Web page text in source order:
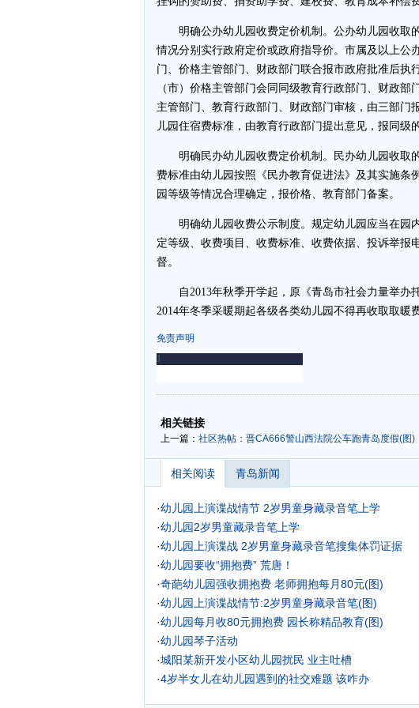
明确公办幼儿园收费定价机制。公办幼儿园收取
情况分别实行政府定价或政府指导价。市属及以上公
门、价格主管部门、财政部门联合报市政府批准后执
（市）价格主管部门会同同级教育行政部门、财政
主管部门、教育行政部门、财政部门审核，由三部门
儿园住宿费标准，由教育行政部门提出意见，报同级
明确民办幼儿园收费定价机制。民办幼儿园收取
费标准由幼儿园按照《民办教育促进法》及其实施条
园等级等情况合理确定，报价格、教育部门备案。
明确幼儿园收费公示制度。规定幼儿园应当在园
定等级、收费项目、收费标准、收费依据、投诉举报
督。
自2013年秋季开学起，原《青岛市社会力量举办
2014年冬季采暖期起各级各类幼儿园不得再收取取暖
免责声明
-
相关链接
上一篇： 社区热帖：晋CA666警山西法院公车跑青岛度假(图)
相关阅读 青岛新闻
·幼儿园上演谍战情节 2岁男童身藏录音笔上学
·幼儿园2岁男童藏录音笔上学
·幼儿园上演谍战 2岁男童身藏录音笔搜集体罚证据
·幼儿园要收“拥抱费” 荒唐！
·奇葩幼儿园强收拥抱费 老师拥抱每月80元(图)
·幼儿园上演谍战情节:2岁男童身藏录音笔(图)
·幼儿园每月收80元拥抱费 园长称精品教育(图)
·幼儿园琴子活动
·城阳某新开发小区幼儿园扰民 业主吐槽
·4岁半女儿在幼儿园遇到的社交难题 该咋办